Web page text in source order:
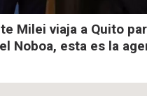
Milei viaja a Quito
Noboa, esta es la